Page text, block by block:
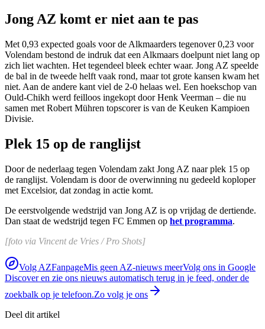
Jong AZ komt er niet aan te pas
Met 0,93 expected goals voor de Alkmaarders tegenover 0,23 voor
Volendam bestond de indruk dat een Alkmaars doelpunt niet lang op
zich liet wachten. Het tegendeel bleek echter waar. Jong AZ speelde
de bal in de tweede helft vaak rond, maar tot grote kansen kwam het
niet. Aan de andere kant viel de 2-0 helaas wel. Een hoekschop van
Ould-Chikh werd feilloos ingekopt door Henk Veerman – die nu
samen met Robert Mühren topscorer is van de Keuken Kampioen
Divisie.
Plek 15 op de ranglijst
Door de nederlaag tegen Volendam zakt Jong AZ naar plek 15 op
de ranglijst. Volendam is door de overwinning nu gedeeld koploper
met Excelsior, dat zondag in actie komt.
De eerstvolgende wedstrijd van Jong AZ is op vrijdag de dertiende.
Dan staat de wedstrijd tegen FC Emmen op het programma.
[foto via Vincent de Vries / Pro Shots]
Volg AZFanpageMis geen AZ-nieuws meerVolg ons in Google
Discover en zie ons nieuws automatisch terug in je feed, onder de
zoekbalk op je telefoon.Zo volg je ons
Deel dit artikel